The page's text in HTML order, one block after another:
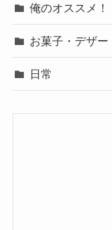
俺のオススメ！
お菓子・デザー
日常